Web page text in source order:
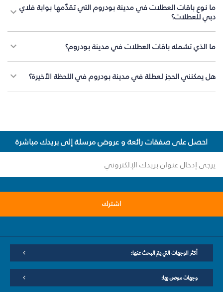
ما نوع باقات العطلات في مدينة بودروم التي تقدّمها بوابة فلاي
دبي للعطلات؟
ما الذي تشمله باقات العطلات في مدينة بودروم؟
هل يمكنني الحجز لعطلة في مدينة بودروم في اللحظة الأخيرة؟
احصل على صفقات رائعة و عروض مرسلة إلى بريدك مباشرة
اشترك
أكثر الوجهات التي يتم البحث عنها:
وجهات موصى بها: